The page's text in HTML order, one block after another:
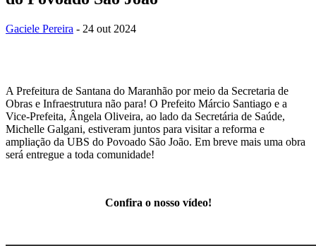
Gaciele Pereira - 24 out 2024
A Prefeitura de Santana do Maranhão por meio da Secretaria de
Obras e Infraestrutura não para! O Prefeito Márcio Santiago e a
Vice-Prefeita, Ângela Oliveira, ao lado da Secretária de Saúde,
Michelle Galgani, estiveram juntos para visitar a reforma e
ampliação da UBS do Povoado São João. Em breve mais uma obra
será entregue a toda comunidade!
Confira o nosso vídeo!